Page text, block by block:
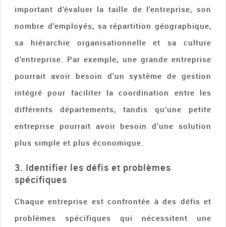
important d’évaluer la taille de l’entreprise, son
nombre d’employés, sa répartition géographique,
sa hiérarchie organisationnelle et sa culture
d’entreprise. Par exemple, une grande entreprise
pourrait avoir besoin d’un système de gestion
intégré pour faciliter la coordination entre les
différents départements, tandis qu’une petite
entreprise pourrait avoir besoin d’une solution
plus simple et plus économique.
3. Identifier les défis et problèmes
spécifiques
Chaque entreprise est confrontée à des défis et
problèmes spécifiques qui nécessitent une